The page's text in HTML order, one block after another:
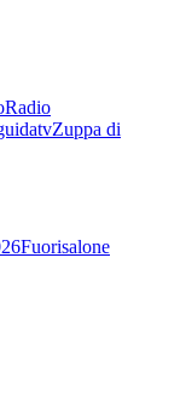
Radio
Zuppa di
Fuorisalone